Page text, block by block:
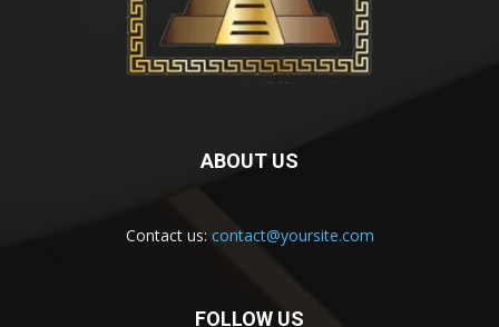
ABOUT US
Contact us: contact@yoursite.com
FOLLOW US